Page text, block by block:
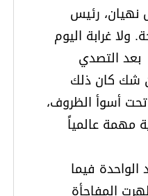
نهيان، رئيس
غرابة اليوم
بعد التصدي
شك كان ذلك
تحت أسوأ الظروف،
مهمة عالمياً
فيما